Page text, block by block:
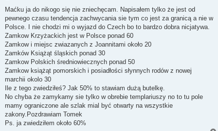
s
Maćku ja do nikogo się nie zniechęcam. Napisałem tylko że jest od
pewnego czasu tendencja zachwycania sie tym co jest za granicą a nie w
Polsce. I nie chodzi mi o wyjazd do Czech bo to bardzo dobra nicjatywa.
Zamkow Krzyżackich jest w Polsce ponad 60
Zamkow i miejsc zwiazanych z Joannitami około 20
Zamków Książąt śląskich ponad 30
Zamkow Polskich średniowiecznych ponad 50
Zamkow książąt pomorskich i posiadłości słynnych rodów z nowej
marchii okolo 30
Ile z tego zwiedziłeś? Jak 50% to stawiam dużą butelkę.
No chyba że zamykamy sie tylko w obrebie templariuszy no to tu pole
mamy ograniczone ale szlak mial być otwarty na wszystkie
zakony.Pozdrawiam Tomek
Ps. ja zwiedziłem około 60%